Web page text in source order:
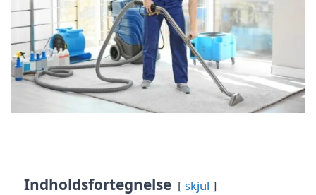
Indholdsfortegnelse skjul